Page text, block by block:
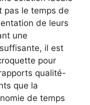
pas le temps de
de leurs
une
il est
pour
qualité-
que la
de temps